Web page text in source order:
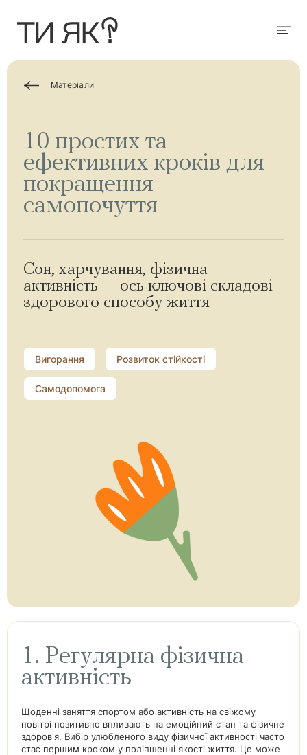
т
и
Матеріали
10 простих та
ефективних кроків для
покращення
самопочуття
Сон, харчування, фізична
активність — ось ключові складові
здорового способу життя
Вигорання Розвиток стійкості
Самодопомога
1. Регулярна фізична
активність
Щоденні заняття спортом або активність на свіжому
повітрі позитивно впливають на емоційний стан та фізичне
здоров'я. Вибір улюбленого виду фізичної активності часто
стає першим кроком у поліпшенні якості життя. Це може